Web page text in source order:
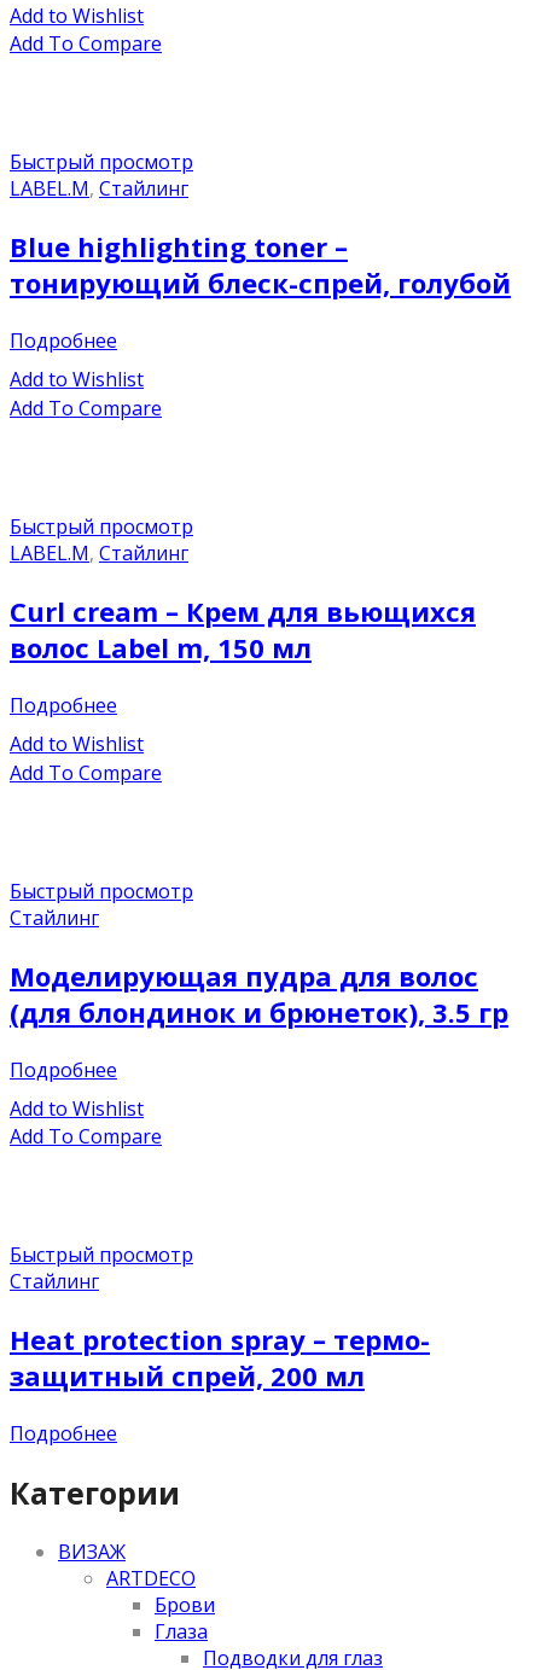
Add to Wishlist
Add To Compare
Быстрый просмотр
LABEL.M, Стайлинг
Blue highlighting toner –
тонирующий блеск-спрей, голубой
Подробнее
Add to Wishlist
Add To Compare
Быстрый просмотр
LABEL.M, Стайлинг
Curl cream – Крем для вьющихся
волос Label m, 150 мл
Подробнее
Add to Wishlist
Add To Compare
Быстрый просмотр
Стайлинг
Моделирующая пудра для волос
(для блондинок и брюнеток), 3.5 гр
Подробнее
Add to Wishlist
Add To Compare
Быстрый просмотр
Стайлинг
Heat protection spray – термо-
защитный спрей, 200 мл
Подробнее
Категории
ВИЗАЖ
ARTDECO
Брови
Глаза
Подводки для глаз